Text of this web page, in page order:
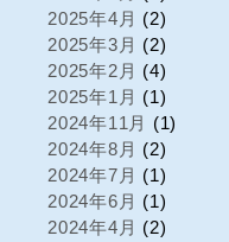
2025年4月 (2)
2025年3月 (2)
2025年2月 (4)
2025年1月 (1)
2024年11月
(1)
2024年8月 (2)
2024年7月 (1)
2024年6月 (1)
2024年4月 (2)